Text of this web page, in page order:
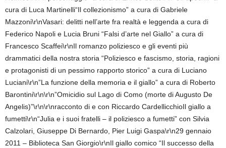
cura di Luca Martinelli“Il collezionismo” a cura di Gabriele
Mazzoni\r\nVasari: delitti nell’arte fra realtà e leggenda a cura di
Federico Napoli e Lucia Bruni “Falsi d’arte nel Giallo” a cura di
Francesco Scaffei\r\nIl romanzo poliziesco e gli eventi più
drammatici della nostra storia “Poliziesco e fascismo, storia, ragioni
e protagonisti di un pessimo rapporto storico” a cura di Luciano
Luciani\r\n”La funzione della memoria e il giallo” a cura di Roberto
Barontini\r\n\r\n”Omicidio sul Lago di Como (morte di Augusto De
Angelis)”\r\n\r\nracconto di e con Riccardo CardellicchioIl giallo a
fumetti\r\n“Julia e i suoi fratelli – il poliziesco a fumetti” con Silvia
Calzolari, Giuseppe Di Bernardo, Pier Luigi Gaspa\r\n29 gennaio
2011 – Biblioteca San Giorgio\r\nIl giallo comico “Il successo della